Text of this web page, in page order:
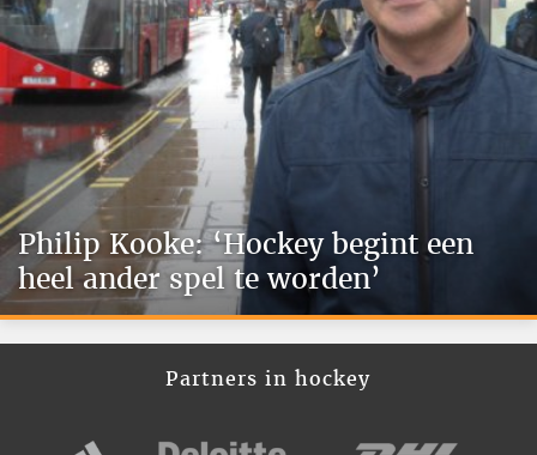
Philip Kooke: ‘Hockey begint een
heel ander spel te worden’
Partners in hockey